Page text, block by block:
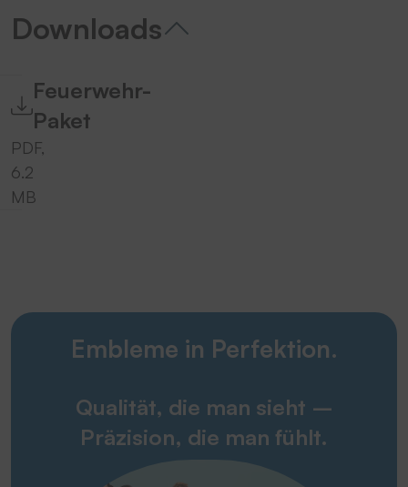
Downloads
Feuerwehr-
Paket
PDF,
6.2
MB
Embleme in Perfektion.
Qualität, die man sieht –
Präzision, die man fühlt.